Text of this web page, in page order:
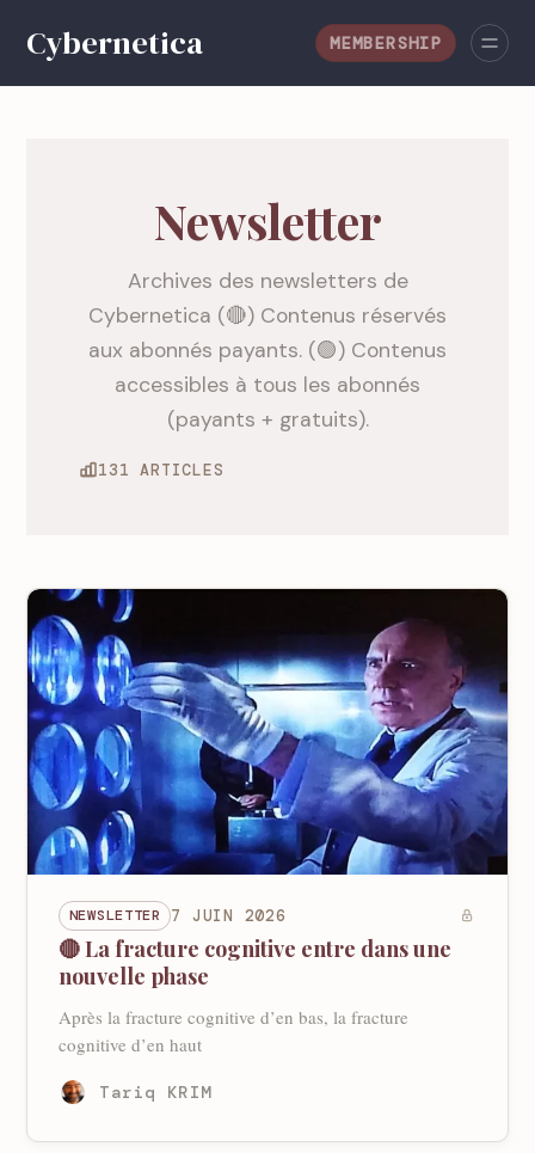
MEMBERSHIP
Newsletter
Archives des newsletters de
Cybernetica (🔴) Contenus réservés
aux abonnés payants. (🟢) Contenus
accessibles à tous les abonnés
(payants + gratuits).
131 ARTICLES
NEWSLETTER 7 JUIN 2026
🔴 La fracture cognitive entre dans une
nouvelle phase
Après la fracture cognitive d’en bas, la fracture
cognitive d’en haut
Tariq KRIM